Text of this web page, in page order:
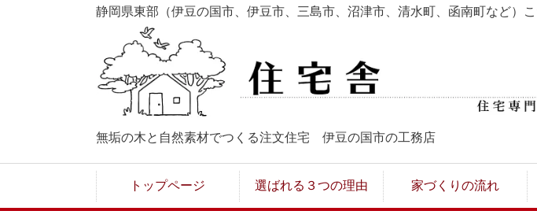
静岡県東部（伊豆の国市、伊豆市、三島市、沼津市、清水町、函南町など）
無垢の木と自然素材でつくる注文住宅 伊豆の国市の工務店
トップページ 選ばれる３つの理由 家づくりの流れ